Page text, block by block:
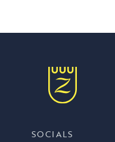
SOCIALS